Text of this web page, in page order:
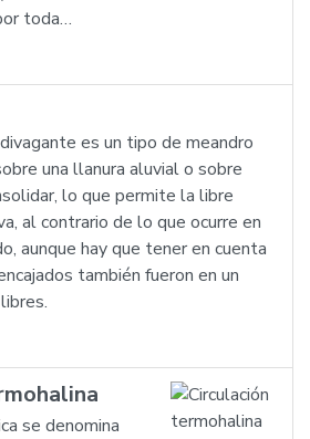
toda…
es un tipo de meandro
una llanura aluvial o sobre
lo que permite la libre
al contrario de lo que ocurre en
aunque hay que tener en cuenta
también fueron en un
se denomina